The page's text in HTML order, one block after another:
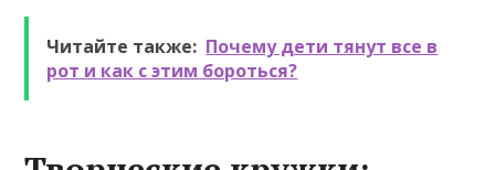
Читайте также: Почему дети тянут все в
рот и как с этим бороться?